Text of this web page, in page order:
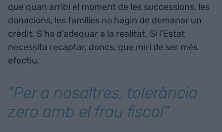
que quan arribi el moment de les successions, les
donacions, les famílies no hagin de demanar un
crèdit. S'ha d’adequar a la realitat. Si l’Estat
necessita recaptar, doncs, que miri de ser més
efectiu.
"Per a nosaltres, tolerància
zero amb el frau fiscal”